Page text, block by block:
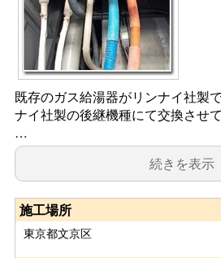
既存のガス給湯器がリンナイ社製
ナイ社製の後継機種にて交換させ
…
続きを表示
施工場所
東京都文京区